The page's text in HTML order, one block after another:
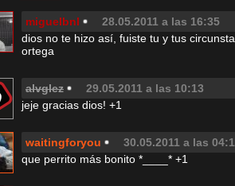
miguelbnl
28.05.2011 a las 16:35
dios no te hizo así, fuiste tu y tus
ortega
alvglez
29.05.2011 a las 10:13
jeje gracias dios! +1
waitingforyou
30.05.2011 a las
que perrito más bonito *____* +1